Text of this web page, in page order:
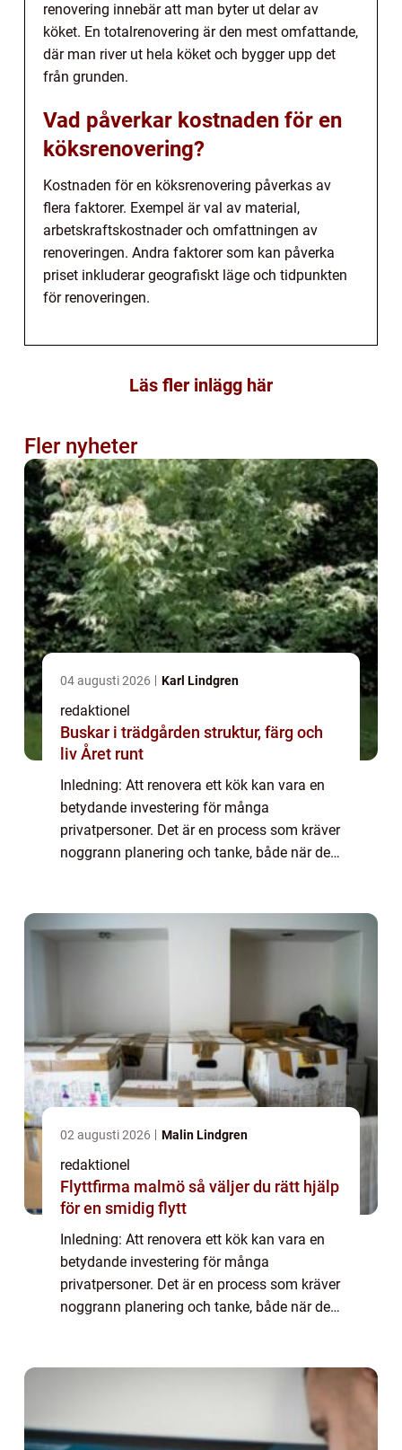
renovering innebär att man byter ut delar av
köket. En totalrenovering är den mest omfattande,
där man river ut hela köket och bygger upp det
från grunden.
Vad påverkar kostnaden för en
köksrenovering?
Kostnaden för en köksrenovering påverkas av
flera faktorer. Exempel är val av material,
arbetskraftskostnader och omfattningen av
renoveringen. Andra faktorer som kan påverka
priset inkluderar geografiskt läge och tidpunkten
för renoveringen.
Läs fler inlägg här
Fler nyheter
04 augusti 2026 Karl Lindgren
redaktionel
Buskar i trädgården struktur, färg och
liv Året runt
Inledning: Att renovera ett kök kan vara en
betydande investering för många
privatpersoner. Det är en process som kräver
noggrann planering och tanke, både när det
02 augusti 2026 Malin Lindgren
redaktionel
Flyttfirma malmö så väljer du rätt hjälp
för en smidig flytt
Inledning: Att renovera ett kök kan vara en
betydande investering för många
privatpersoner. Det är en process som kräver
noggrann planering och tanke, både när det